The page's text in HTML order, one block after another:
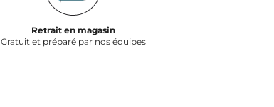
Retrait en magasin
Gratuit et préparé par nos équipes